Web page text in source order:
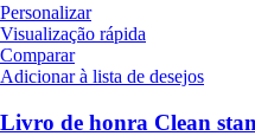
Personalizar
Visualização rápida
Comparar
Adicionar à lista de desejos
Livro de honra Clean